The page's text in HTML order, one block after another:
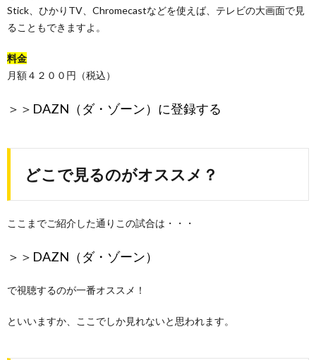
Stick、ひかりTV、Chromecastなどを使えば、テレビの大画面で見
ることもできますよ。
料金
月額４２００円（税込）
＞＞ DAZN（ダ・ゾーン）に登録する
どこで見るのがオススメ？
ここまでご紹介した通りこの試合は・・・
＞＞ DAZN（ダ・ゾーン）
で視聴するのが一番オススメ！
といいますか、ここでしか見れないと思われます。